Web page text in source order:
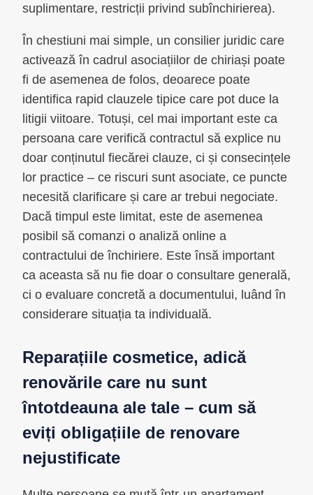
suplimentare, restricții privind subînchirierea).
În chestiuni mai simple, un consilier juridic care
activează în cadrul asociațiilor de chiriași poate
fi de asemenea de folos, deoarece poate
identifica rapid clauzele tipice care pot duce la
litigii viitoare. Totuși, cel mai important este ca
persoana care verifică contractul să explice nu
doar conținutul fiecărei clauze, ci și consecințele
lor practice – ce riscuri sunt asociate, ce puncte
necesită clarificare și care ar trebui negociate.
Dacă timpul este limitat, este de asemenea
posibil să comanzi o analiză online a
contractului de închiriere. Este însă important
ca aceasta să nu fie doar o consultare generală,
ci o evaluare concretă a documentului, luând în
considerare situația ta individuală.
Reparațiile cosmetice, adică
renovările care nu sunt
întotdeauna ale tale – cum să
eviți obligațiile de renovare
nejustificate